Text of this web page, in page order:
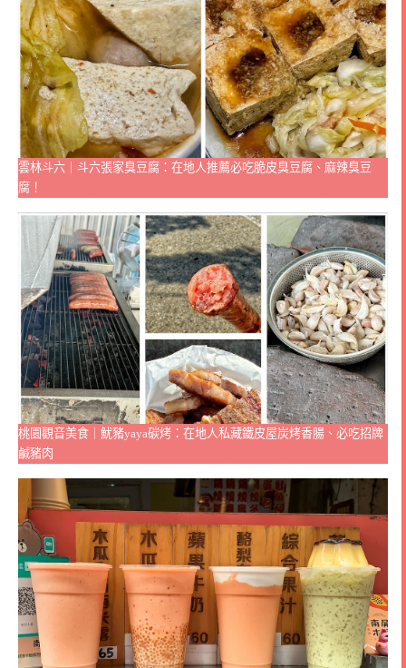
雲林斗六｜斗六張家臭豆腐：在地人推薦必吃脆皮臭豆腐、麻辣臭豆
腐！
桃園觀音美食｜魷豬yaya碳烤：在地人私藏鐵皮屋炭烤香腸、必吃招牌
鹹豬肉